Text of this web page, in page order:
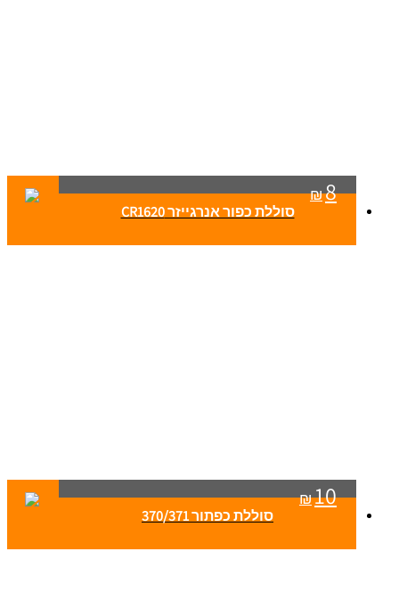
₪8
סוללת כפור אנרגייזר CR1620
₪10
סוללת כפתור 370/371